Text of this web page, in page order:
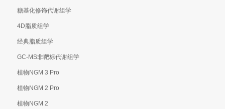
糖基化修饰代谢组学
4D脂质组学
经典脂质组学
GC-MS非靶标代谢组学
植物NGM 3 Pro
植物NGM 2 Pro
植物NGM 2